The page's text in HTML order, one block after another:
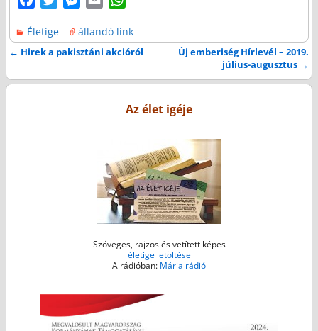
c
e
o
i
t
e
s
s
n
a
i
a
t
A
p
p
Életige állandó link
← Hirek a pakisztáni akcióról
Új emberiség Hírlevél – 2019.
július-augusztus →
Az élet igéje
Szöveges, rajzos és vetített képes
életige letöltése
A rádióban: Mária rádió